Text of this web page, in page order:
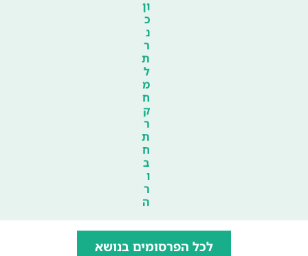
ון
כ
נ
ר
ת
ל
מ
ח
ק
ר
ת
ח
ב
ו
ר
ה
לכל הפרסומים בנושא